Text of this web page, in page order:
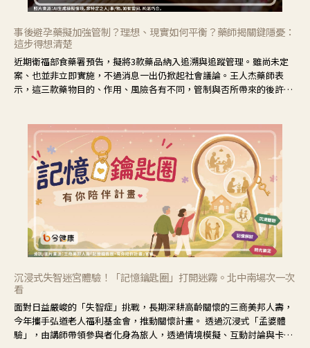
事後避孕藥擬加強管制？理想、現實如何平衡？藥師揭關鍵隱憂：
這步得想清楚
近期衛福部食藥署預告，擬將3款藥品納入追溯與追蹤管理。雖尚未定
案、也並非立即實施，不過消息一出仍掀起社會議論。王人杰藥師表
示，這三款藥物目的、作用、風險各有不同，管制與否所帶來的後許影
沉浸式失智迷宮體驗！「記憶鑰匙圈」打開迷霧。北中南場次一次
看
面對日益嚴峻的「失智症」挑戰，長期深耕高齡關懷的三商美邦人壽，
今年攜手弘道老人福利基金會，推動關懷計畫。 透過沉浸式「孟婆體
驗」，由講師帶領參與者化身為旅人，透過情境模擬、互動討論與卡牌